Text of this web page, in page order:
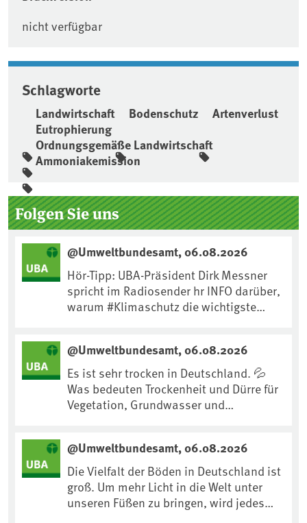
nicht verfügbar
Schlagworte
Landwirtschaft Bodenschutz
Artenverlust
Eutrophierung
Ordnungsgemäße Landwirtschaft
Ammoniakemission
Seitenleiste
Folgen Sie uns
@Umweltbundesamt, 06.08.2026
Hör-Tipp: UBA-Präsident Dirk Messner
spricht im Radiosender hr INFO darüber,
warum #Klimaschutz die wichtigste
https://www.ardsounds.de/episode/urn
:ard:episode:0e7cf1c4b819c26d/
@Umweltbundesamt, 06.08.2026
Es ist sehr trocken in Deutschland. 💦
Was bedeuten Trockenheit und Dürre für
Vegetation, Grundwasser und
anpassen?🤔Antworten auf diese und
weitere Fragen auf unserer Webseite:
www.uba.de/trockenheit #Trockenheit
#Klimawandel
@Umweltbundesamt, 06.08.2026
Die Vielfalt der Böden in Deutschland ist
groß. Um mehr Licht in die Welt unter
unseren Füßen zu bringen, wird jedes